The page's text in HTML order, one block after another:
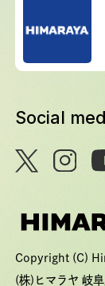
Social
Copyright (C)
(株)ヒマラヤ 岐